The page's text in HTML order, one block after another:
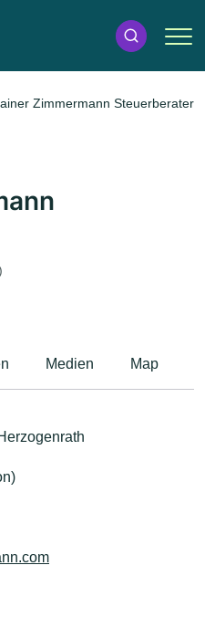
Zimmermann Steuerberater
Medien Map